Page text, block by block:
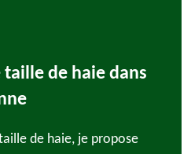
taille de haie dans
de haie, je propose